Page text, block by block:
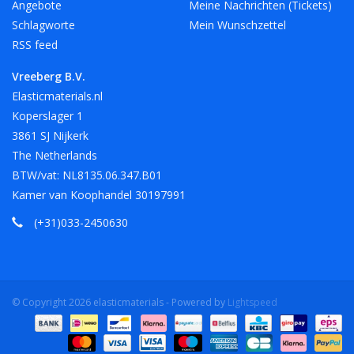
Angebote
Schlagworte
RSS feed
Meine Nachrichten (Tickets)
Mein Wunschzettel
Vreeberg B.V.
Elasticmaterials.nl
Koperslager 1
3861 SJ Nijkerk
The Netherlands
BTW/vat: NL8135.06.347.B01
Kamer van Koophandel 30197991
(+31)033-2450630
© Copyright 2026 elasticmaterials - Powered by Lightspeed